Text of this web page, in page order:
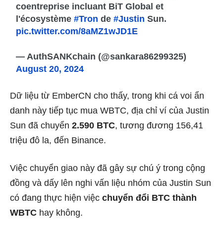
coentreprise incluant BiT Global et
l'écosystème#Tron de#Justin Sun.
pic.twitter.com/8aMZ1wJD1E
— AuthSANKchain (@sankara86299325)
August 20, 2024
Dữ liệu từ EmberCN cho thấy, trong khi cá voi ẩn
danh này tiếp tục mua WBTC, địa chỉ ví của Justin
Sun đã chuyển 2.590 BTC, tương đương 156,41
triệu đô la, đến Binance.
Việc chuyển giao này đã gây sự chú ý trong cộng
đồng và dấy lên nghi vấn liệu nhóm của Justin Sun
có đang thực hiện việc chuyển đổi BTC thành
WBTC hay không.